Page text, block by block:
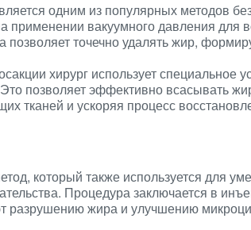
одним из популярных методов
применении вакуумного давления
позволяет точечно удалять жир,
хирург использует специальное
Это позволяет эффективно всасывать
тканей и ускоряя процесс
который также используется для
Процедура заключается в
разрушению жира и улучшению